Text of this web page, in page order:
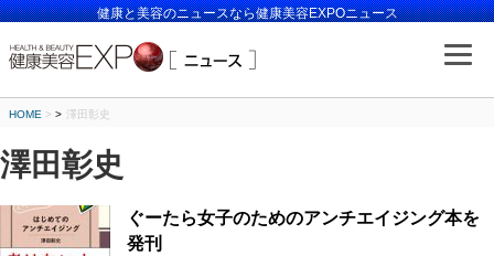
健康と美容のニュースなら健康美容EXPOニュース
HOME > 澤田彰史
澤田彰史
ぐーたら女子のためのアンチエイジング本を
発刊